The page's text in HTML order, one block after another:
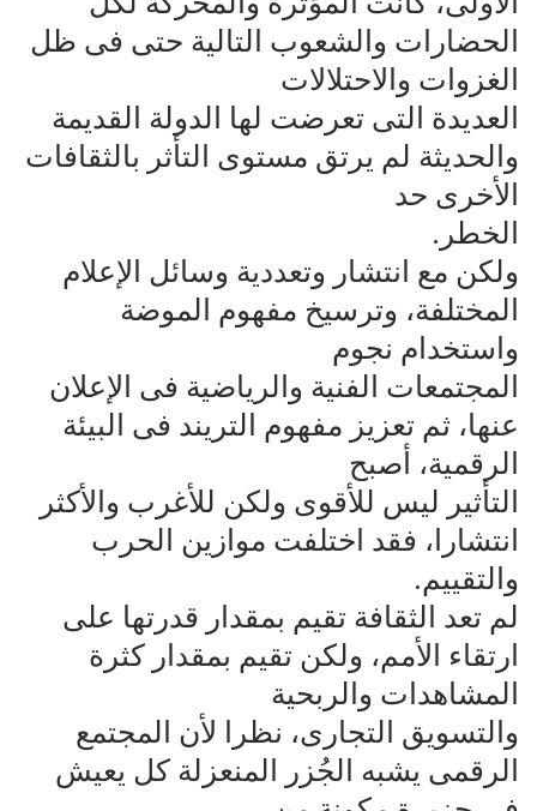
الحضارات والشعوب التالية حتى فى ظل
الغزوات والاحتلالات‌
العديدة التى تعرضت لها الدولة القديمة
والحديثة لم يرتق مستوى التأثر بالثقافات
الأخرى حد‌
الخطر.
ولكن مع انتشار وتعددية وسائل الإعلام
المختلفة، وترسيخ مفهوم الموضة
واستخدام نجوم‌
المجتمعات الفنية والرياضية فى الإعلان
عنها، ثم تعزيز مفهوم التريند فى البيئة
الرقمية، أصبح‌
التأثير ليس للأقوى ولكن للأغرب والأكثر
انتشارا، فقد اختلفت موازين الحرب
والتقييم.
لم تعد الثقافة تقيم بمقدار قدرتها على
ارتقاء الأمم، ولكن تقيم بمقدار كثرة
المشاهدات والربحية‌
والتسويق التجارى، نظرا لأن المجتمع
الرقمى يشبه الجُزر المنعزلة كل يعيش